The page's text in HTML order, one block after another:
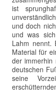
ist
und doch
und was
Lahm nennt.
Material für
der immerhin
deutschen
seine